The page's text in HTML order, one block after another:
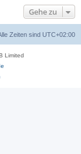
Gehe zu
Zeiten sind UTC+02:00
Limited